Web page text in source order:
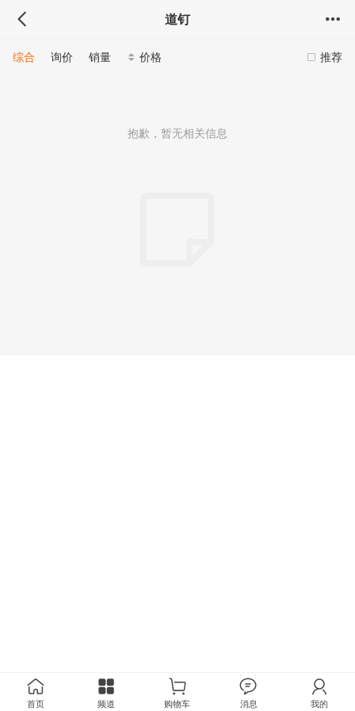
道钉
推荐
综合 询价 销量 价格
抱歉，暂无相关信息
首页 频道 购物车 消息 我的